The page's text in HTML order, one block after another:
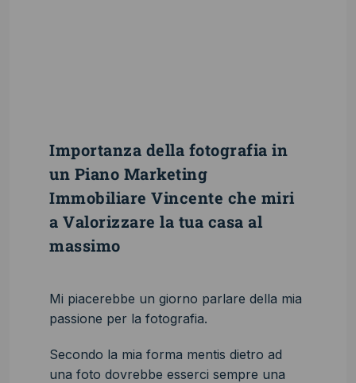
Importanza della fotografia in
un Piano Marketing
Immobiliare Vincente che miri
a Valorizzare la tua casa al
massimo
Mi piacerebbe un giorno parlare della mia
passione per la fotografia.
Secondo la mia forma mentis dietro ad
una foto dovrebbe esserci sempre una